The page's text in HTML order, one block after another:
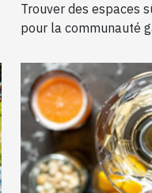
Trouver des espaces
pour la communauté